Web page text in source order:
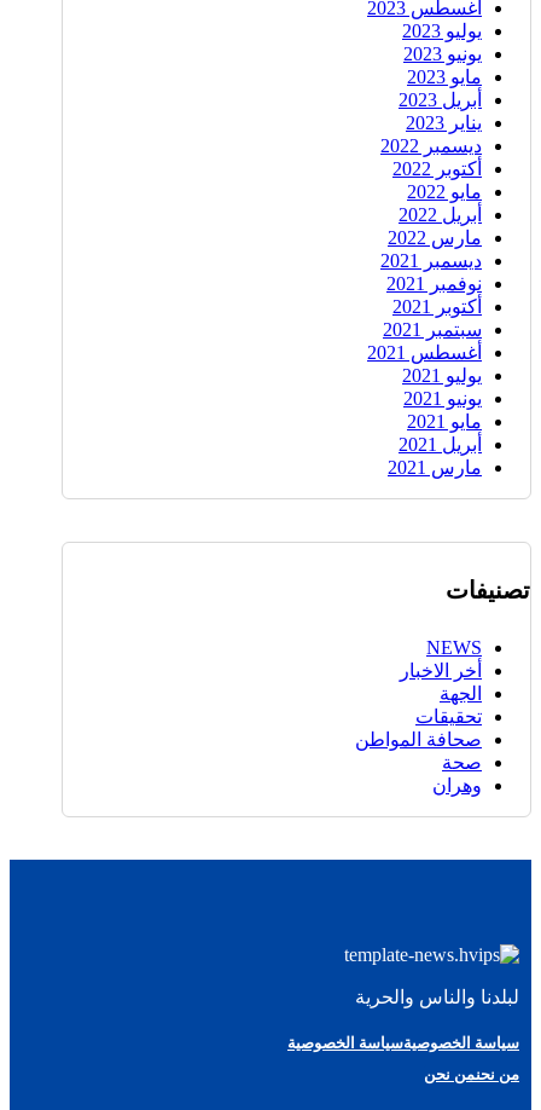
أغسطس 2023
يوليو 2023
يونيو 2023
مايو 2023
أبريل 2023
يناير 2023
ديسمبر 2022
أكتوبر 2022
مايو 2022
أبريل 2022
مارس 2022
ديسمبر 2021
نوفمبر 2021
أكتوبر 2021
سبتمبر 2021
أغسطس 2021
يوليو 2021
يونيو 2021
مايو 2021
أبريل 2021
مارس 2021
تصنيفات
NEWS
أخر الاخبار
الجهة
تحقيقات
صحافة المواطن
صحة
وهران
لبلدنا والناس والحرية
سياسة الخصوصيةسياسة الخصوصية
من نحنمن نحن